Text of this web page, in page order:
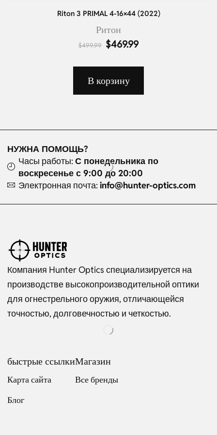
Riton 3 PRIMAL 4-16×44 (2022)
Ритон
$499.99 $469.99
В корзину
НУЖНА ПОМОЩЬ?
Часы работы: С понедельника по
воскресенье с 9:00 до 20:00
Электронная почта: info@hunter-optics.com
Компания Hunter Optics специализируется на
производстве высокопроизводительной оптики
для огнестрельного оружия, отличающейся
точностью, долговечностью и четкостью.
быстрые ссылки
Карта сайта
Блог
Магазин
Все бренды